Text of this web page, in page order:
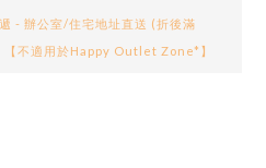
- 辦公室/住宅地址直送 (折後滿
不適用於Happy Outlet Zone*】